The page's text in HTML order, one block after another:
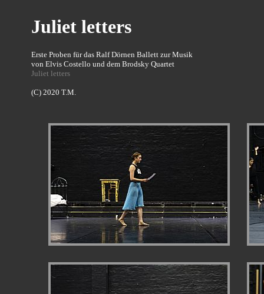
Juliet letters
Erste Proben für das Ralf Dörnen Ballett zur Musik
von Elvis Costello und dem Brodsky Quartet
Juliet letters
(C) 2020 T.M.